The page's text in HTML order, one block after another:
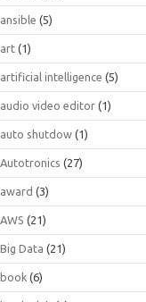
ansible (5)
art (1)
artificial intelligence (5)
audio video editor (1)
auto shutdow (1)
Autotronics (27)
award (3)
AWS (21)
Big Data (21)
book (6)